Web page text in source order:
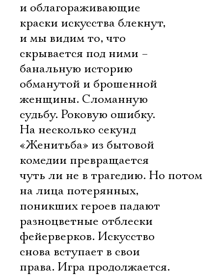
и облагораживающие
краски искусства блекнут,
и мы видим то, что
скрывается под ними –
банальную историю
обманутой и брошенной
женщины. Сломанную
судьбу. Роковую ошибку.
На несколько секунд
«Женитьба» из бытовой
комедии превращается
чуть ли не в трагедию. Но потом
на лица потерянных,
поникших героев падают
разноцветные отблески
фейерверков. Искусство
снова вступает в свои
права. Игра продолжается.